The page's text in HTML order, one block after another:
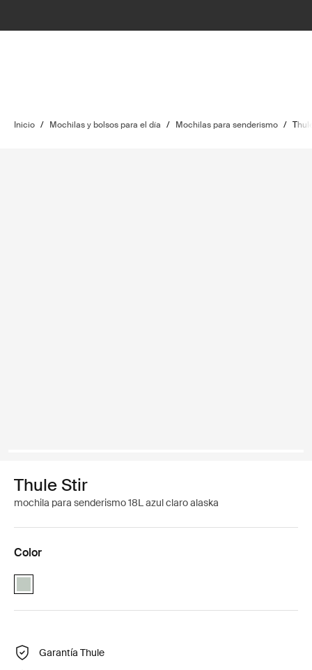
Inicio / Mochilas y bolsos para el día / Mochilas para senderismo /
Thule Stir
mochila para senderismo 18L azul claro alaska
Color
Thule Stir 18L Alaska Azul (selected)
Garantía Thule